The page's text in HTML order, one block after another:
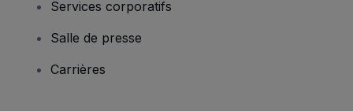
Services corporatifs
Salle de presse
Carrières